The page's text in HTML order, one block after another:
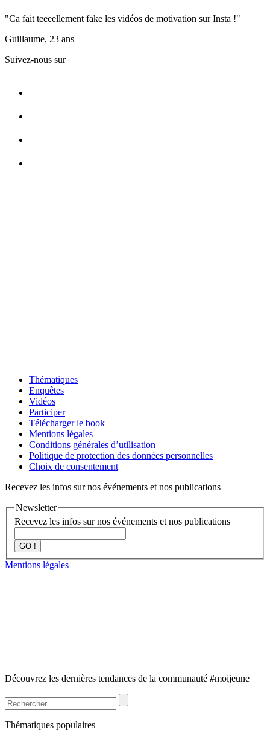
"Ca fait teeeellement fake les vidéos de motivation sur Insta !"
Guillaume, 23 ans
Suivez-nous sur
Thématiques
Enquêtes
Vidéos
Participer
Télécharger le book
Mentions légales
Conditions générales d’utilisation
Politique de protection des données personnelles
Choix de consentement
Recevez les infos sur nos événements et nos publications
Newsletter
Recevez les infos sur nos événements et nos publications
GO !
Mentions légales
Découvrez les dernières tendances de la communauté #moijeune
Thématiques populaires